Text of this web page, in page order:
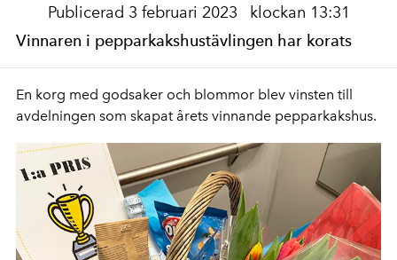
Publicerad 3 februari 2023 klockan 13:31
Vinnaren i pepparkakshustävlingen har korats
En korg med godsaker och blommor blev vinsten till
avdelningen som skapat årets vinnande pepparkakshus.